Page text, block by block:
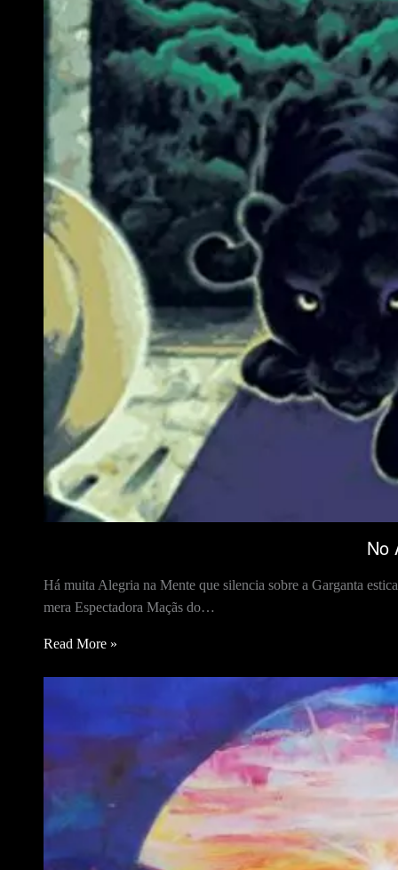
No
Há muita Alegria na Mente que silencia sobre a Garganta
mera Espectadora Maçãs do…
Read More »